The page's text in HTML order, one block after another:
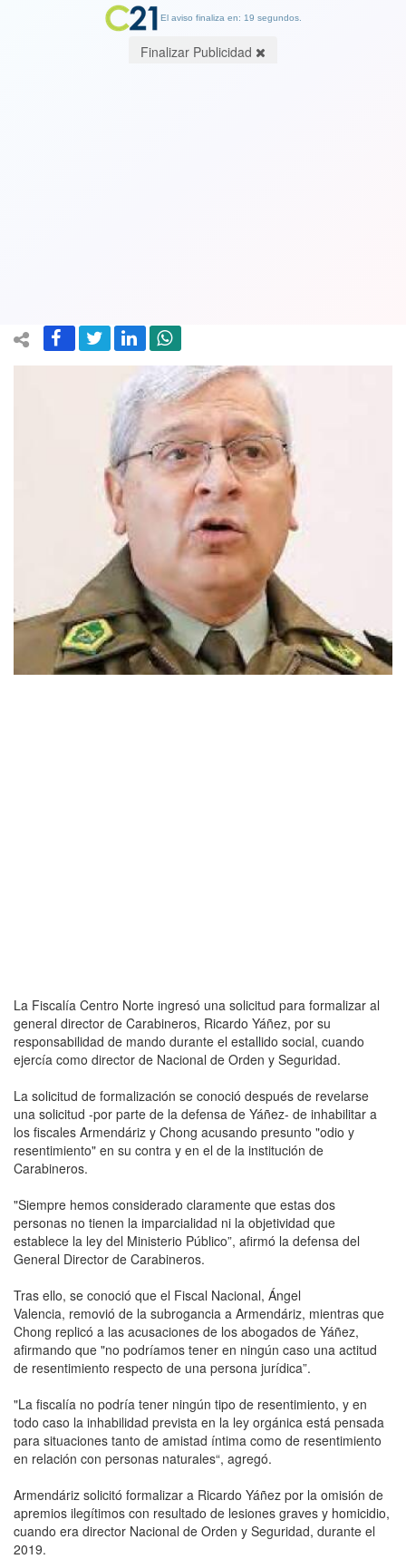
La Fiscalía Centro Norte ingresó una solicitud para formalizar al
general director de Carabineros, Ricardo Yáñez, por su
responsabilidad de mando durante el estallido social, cuando
ejercía como director de Nacional de Orden y Seguridad.
La solicitud de formalización se conoció después de revelarse
una solicitud -por parte de la defensa de Yáñez- de inhabilitar a
los fiscales Armendáriz y Chong acusando presunto "odio y
resentimiento" en su contra y en el de la institución de
Carabineros.
"Siempre hemos considerado claramente que estas dos
personas no tienen la imparcialidad ni la objetividad que
establece la ley del Ministerio Público”, afirmó la defensa del
General Director de Carabineros.
Tras ello, se conoció que el Fiscal Nacional, Ángel
Valencia, removió de la subrogancia a Armendáriz, mientras que
Chong replicó a las acusaciones de los abogados de Yáñez,
afirmando que "no podríamos tener en ningún caso una actitud
de resentimiento respecto de una persona jurídica”.
"La fiscalía no podría tener ningún tipo de resentimiento, y en
todo caso la inhabilidad prevista en la ley orgánica está pensada
para situaciones tanto de amistad íntima como de resentimiento
en relación con personas naturales“, agregó.
Armendáriz solicitó formalizar a Ricardo Yáñez por la omisión de
apremios ilegítimos con resultado de lesiones graves y homicidio,
cuando era director Nacional de Orden y Seguridad, durante el
2019.
El aviso finaliza en: 19 segundos.
Finalizar Publicidad